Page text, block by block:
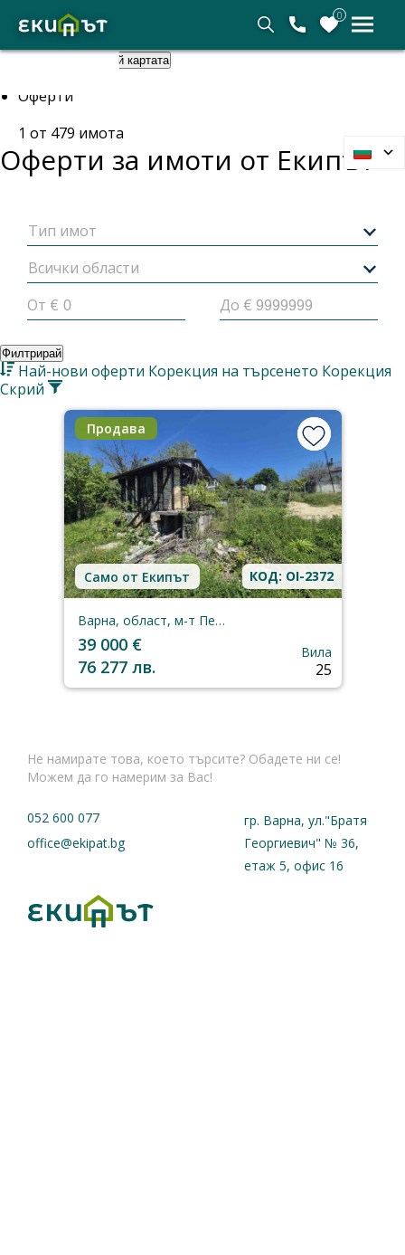
0
Скрий картата
Оферти
1 от 479 имота
Оферти за имоти от Екипът
Тип имот
Всички области
От €
До €
Филтрирай
Най-нови оферти Корекция на търсенето Корекция
Скрий
Продава
Само от Екипът КОД: OI-2372
Варна, област, м-т Перчемлията
39 000 €
76 277 лв.
Вила
25
Не намирате това, което търсите? Обадете ни се!
Можем да го намерим за Вас!
052 600 077
office@ekipat.bg
гр. Варна, ул."Братя
Георгиевич" № 36,
етаж 5, офис 16